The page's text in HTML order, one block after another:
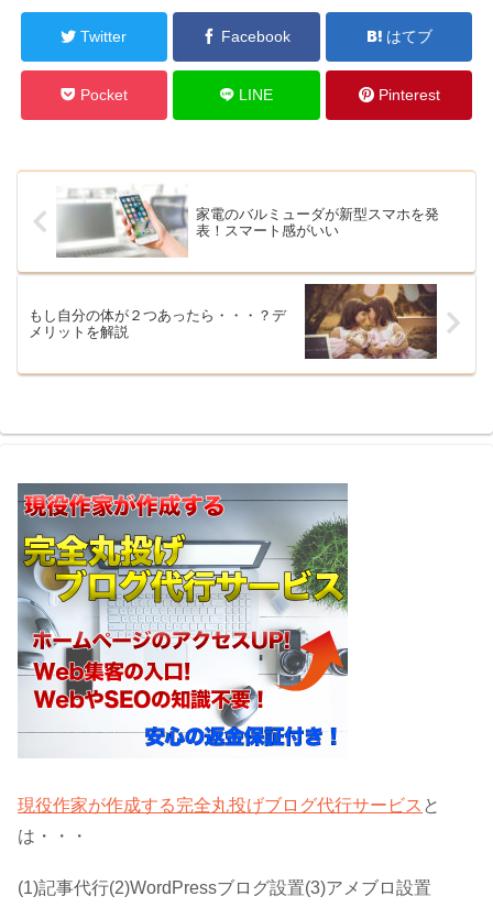
Twitter Facebook はてブ
Pocket LINE Pinterest
家電のバルミューダが新型スマホを発
表！スマート感がいい
もし自分の体が２つあったら・・・？デ
メリットを解説
現役作家が作成する完全丸投げブログ代行サービス と
は・・・
(1)記事代行(2)WordPressブログ設置(3)アメブロ設置